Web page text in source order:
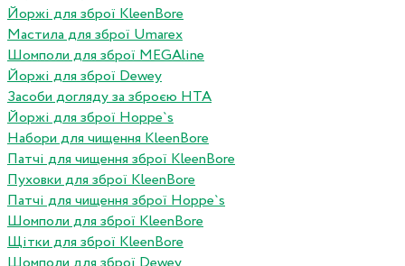
Йоржі для зброї KleenBore
Мастила для зброї Umarex
Шомполи для зброї MEGAline
Йоржі для зброї Dewey
Засоби догляду за зброєю HTA
Йоржі для зброї Hoppe`s
Набори для чищення KleenBore
Патчі для чищення зброї KleenBore
Пуховки для зброї KleenBore
Патчі для чищення зброї Hoppe`s
Шомполи для зброї KleenBore
Щітки для зброї KleenBore